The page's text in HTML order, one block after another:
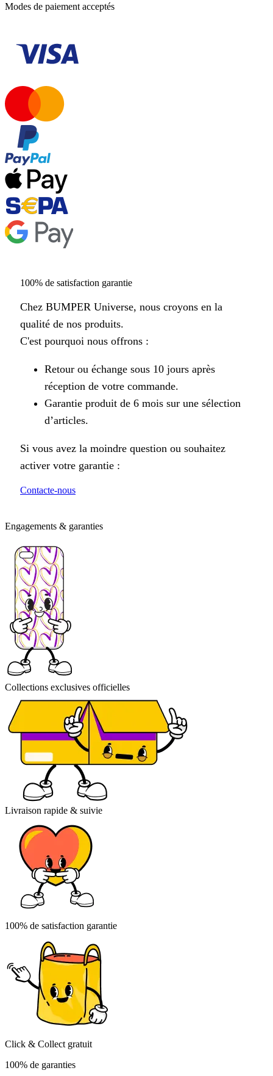
Modes de paiement acceptés
100% de satisfaction garantie
Chez BUMPER Universe, nous croyons en la
qualité de nos produits.
C'est pourquoi nous offrons :
Retour ou échange sous 10 jours après
réception de votre commande.
Garantie produit de 6 mois sur une sélection
d’articles.
Si vous avez la moindre question ou souhaitez
activer votre garantie :
Contacte-nous
Engagements & garanties
Collections exclusives officielles
Livraison rapide & suivie
100% de satisfaction garantie
Click & Collect gratuit
100% de garanties